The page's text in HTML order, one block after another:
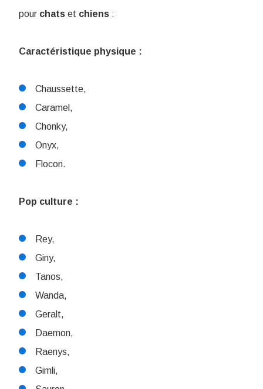
pour chats et chiens :
Caractéristique physique :
Chaussette,
Caramel,
Chonky,
Onyx,
Flocon.
Pop culture :
Rey,
Giny,
Tanos,
Wanda,
Geralt,
Daemon,
Raenys,
Gimli,